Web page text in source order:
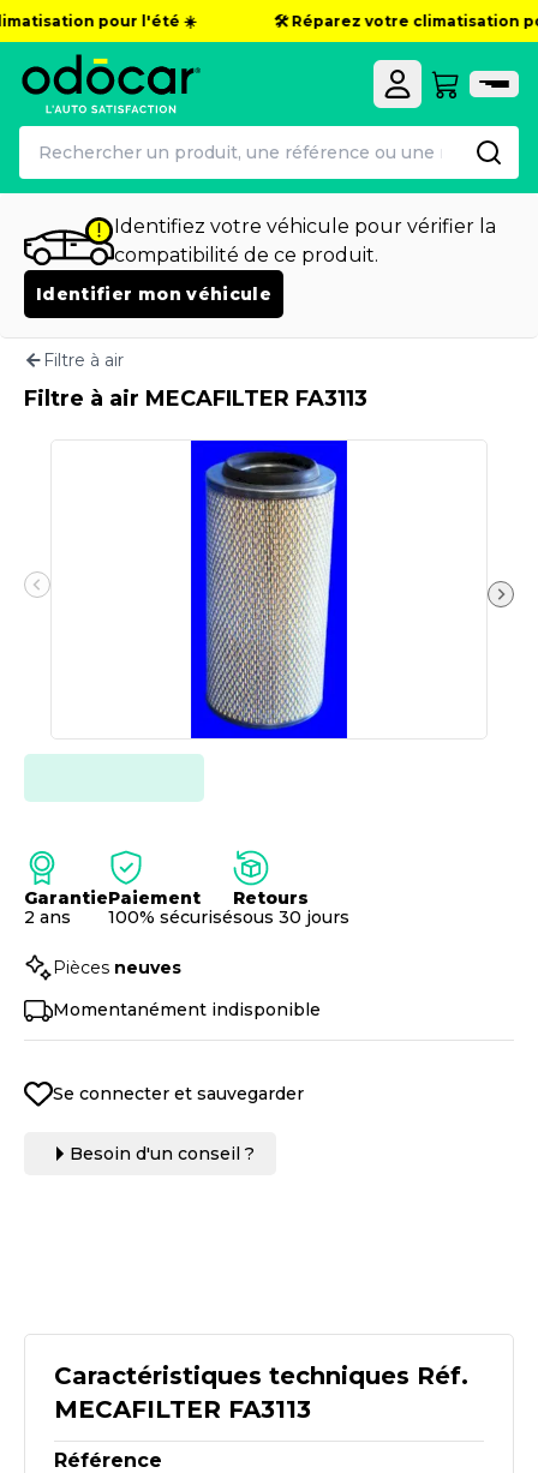
pour l'été ☀️ 🛠️ Réparez votre climatisation
Identifiez votre véhicule pour vérifier la
compatibilité de ce produit.
Identifier mon véhicule
Filtre à air
Caractéristiques techniques Réf.
MECAFILTER FA3113
Référence
Filtre à air MECAFILTER FA3113
Garantie
2 ans
Paiement
100% sécurisé
Retours
sous 30 jours
Pièces neuves
Momentanément indisponible
Se connecter et sauvegarder
Besoin d'un conseil ?